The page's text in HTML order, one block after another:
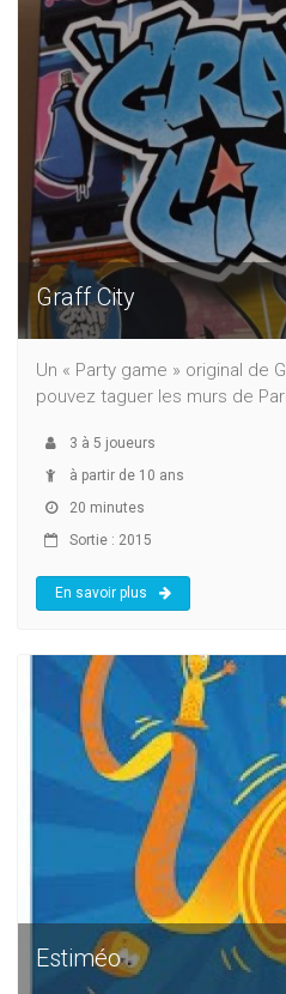
Graff City
Un « Party game » original de
pouvez taguer les murs de
3 à 5 joueurs
à partir de 10 ans
20 minutes
Sortie : 2015
En savoir plus
Estiméo